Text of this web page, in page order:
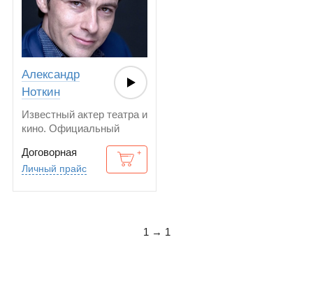
Александр
Ноткин
Известный актер театра и
кино. Официальный
Карло.
Договорная
Личный прайс
1 → 1